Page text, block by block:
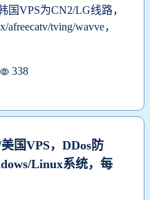
国VPS为CN2/LG线路，
tving/wavve，
338
国VPS，DDos防
Linux系统，每